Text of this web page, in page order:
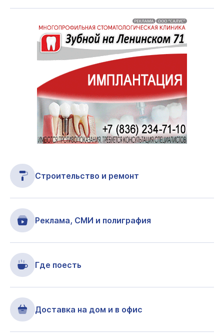
Строительство и ремонт
Реклама, СМИ и полиграфия
Где поесть
Доставка на дом и в офис